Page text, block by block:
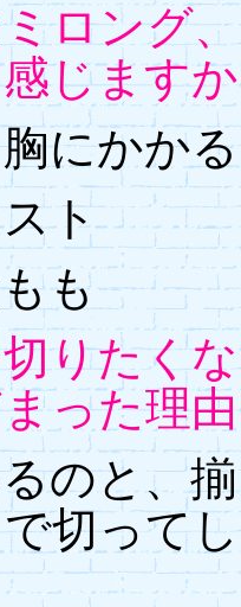
ロング
じます
にかか
ト
も
りたく
った理
のと、
切って